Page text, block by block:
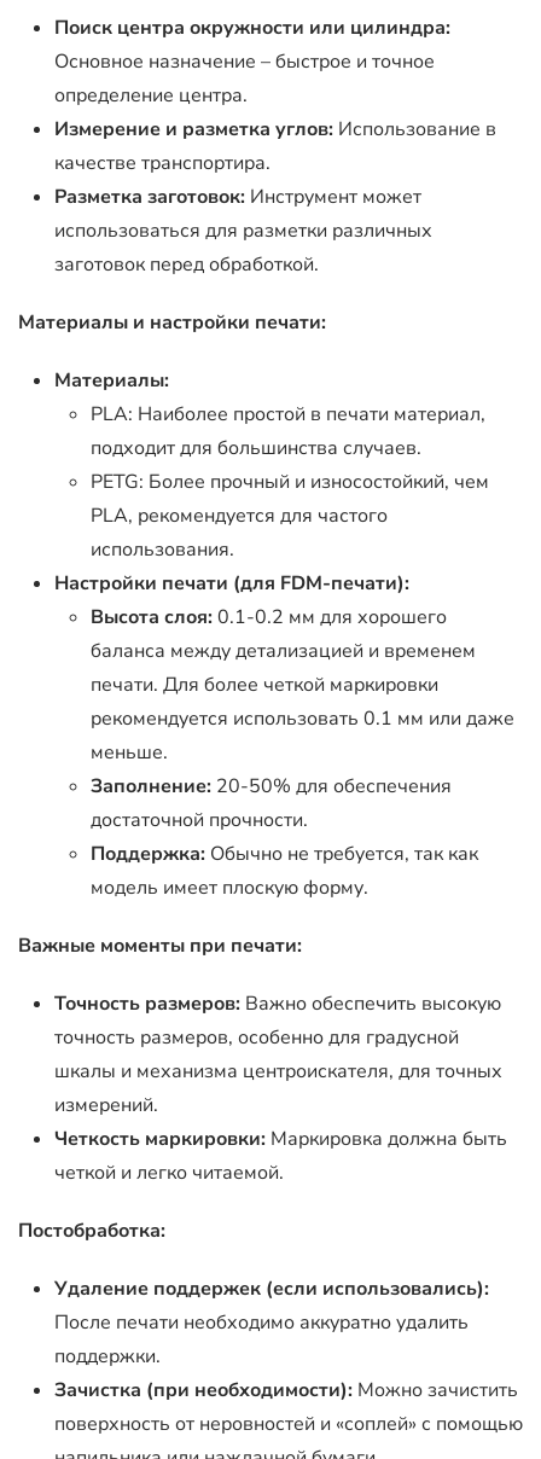
Поиск центра окружности или цилиндра:
Основное назначение – быстрое и точное
определение центра.
Измерение и разметка углов: Использование в
качестве транспортира.
Разметка заготовок: Инструмент может
использоваться для разметки различных
заготовок перед обработкой.
Материалы и настройки печати:
Материалы:
PLA: Наиболее простой в печати материал,
подходит для большинства случаев.
PETG: Более прочный и износостойкий, чем
PLA, рекомендуется для частого
использования.
Настройки печати (для FDM-печати):
Высота слоя:0.1-0.2 мм для хорошего
баланса между детализацией и временем
печати. Для более четкой маркировки
рекомендуется использовать 0.1 мм или даже
меньше.
Заполнение: 20-50% для обеспечения
достаточной прочности.
Поддержка: Обычно не требуется, так как
модель имеет плоскую форму.
Важные моменты при печати:
Точность размеров: Важно обеспечить высокую
точность размеров, особенно для градусной
шкалы и механизма центроискателя, для точных
измерений.
Четкость маркировки: Маркировка должна быть
четкой и легко читаемой.
Постобработка:
Удаление поддержек (если использовались):
После печати необходимо аккуратно удалить
поддержки.
Зачистка (при необходимости): Можно зачистить
поверхность от неровностей и «соплей» с помощью